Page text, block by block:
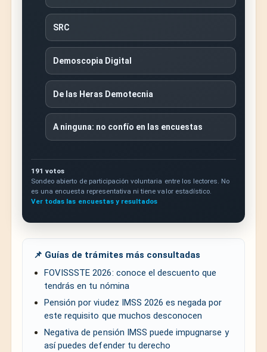
SRC
Demoscopia Digital
De las Heras Demotecnia
A ninguna: no confío en las encuestas
191 votos
Sondeo abierto de participación voluntaria entre los lectores. No
es una encuesta representativa ni tiene valor estadístico.
Ver todas las encuestas y resultados
📌 Guías de trámites más consultadas
FOVISSSTE 2026: conoce el descuento que
tendrás en tu nómina
Pensión por viudez IMSS 2026 es negada por
este requisito que muchos desconocen
Negativa de pensión IMSS puede impugnarse y
así puedes defender tu derecho